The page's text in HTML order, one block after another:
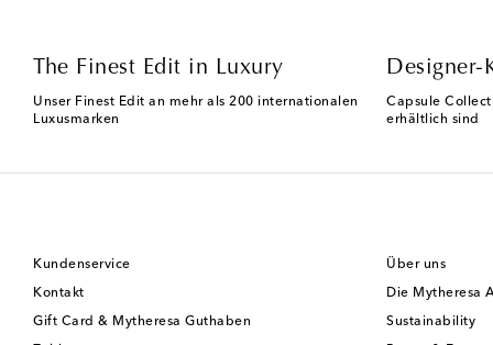
The Finest Edit in Luxury
Unser Finest Edit an mehr als 200 internationalen
Luxusmarken
Designer-
Capsule
erhältlich sind
Kundenservice
Kontakt
Gift Card & Mytheresa Guthaben
Über uns
Die Mytheresa
Sustainability